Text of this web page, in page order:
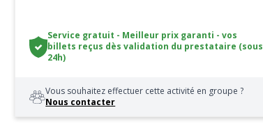
Service gratuit - Meilleur prix garanti - vos
billets reçus dès validation du prestataire (sous
24h)
Vous souhaitez effectuer cette activité en groupe ?
Nous contacter